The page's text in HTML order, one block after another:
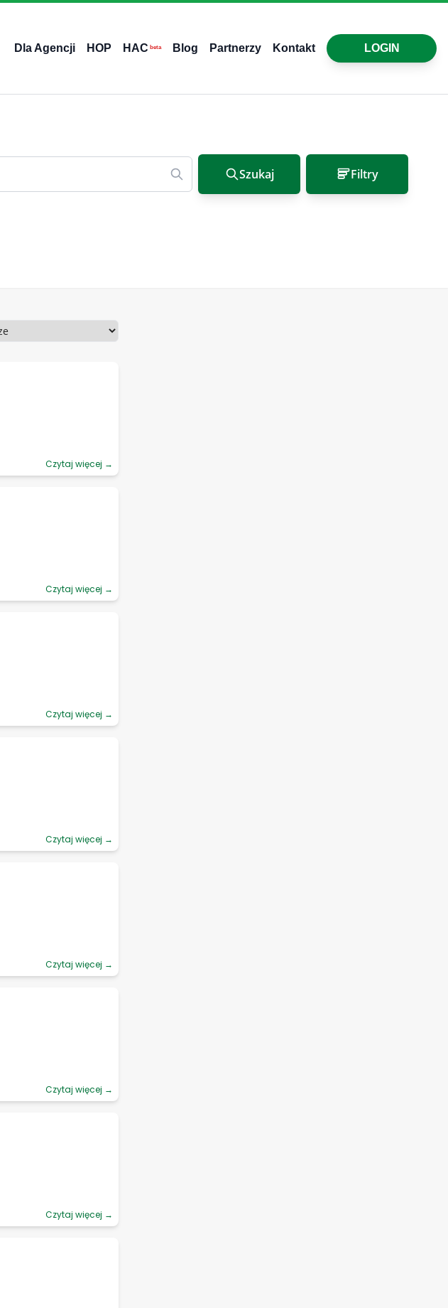
Dla Agencji HOP HAC beta Blog Partnerzy Kontakt LOGIN
Szukaj Filtry
Czytaj więcej →
Czytaj więcej →
Czytaj więcej →
Czytaj więcej →
Czytaj więcej →
Czytaj więcej →
Czytaj więcej →